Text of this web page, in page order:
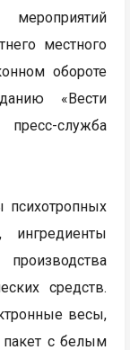
местного
обороте
«Вести
служба
психотропных
ингредиенты
средств.
весы,
с белым